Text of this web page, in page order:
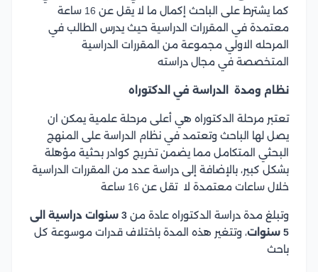
كما يشترط على الباحث إكمال ما لا يقل عن 16 ساعة
معتمدة في المقررات الدراسية حيث يدرس الطالب في
المرحله الاولي مجموعة من المقررات الدراسية
المتخصصة في مجال دراسته
نظام ومدة الدراسة في الدكتوراه
تعتبر مرحلة الدكتوراه هي أعلى مرحلة علمية يمكن ان
يصل لها الباحث وتعتمد في نظام الدراسة على المنهج
البحثي المتكامل مما يضمن تخريج كوادر بحثية مؤهلة
بشكل كبير، بالإضافة إلى دراسة عدد من المقررات الدراسية
خلال ساعات معتمدة لا تقل عن 16 ساعة
وتبلغ مدة دراسة الدكتوراه عادة من
3 سنوات دراسية الى
5 سنوات
، وتتغير هذه المدة باختلاف قدرات موسوعة كل
باحث